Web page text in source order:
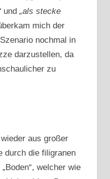
und „als stecke
mich der
nochmal in
darzustellen, da
zu
aus großer
durch die filigranen
welcher wie